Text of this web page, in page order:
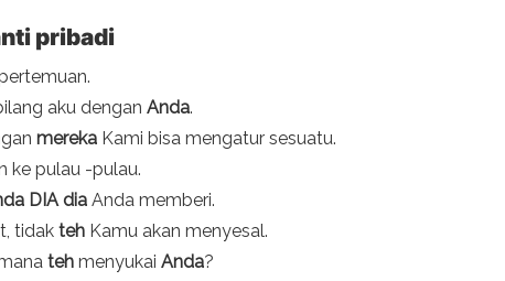
pribadi
aku dengan Anda.
mereka Kami bisa mengatur sesuatu.
ke pulau -pulau.
DIA dia Anda memberi.
tidak teh Kamu akan menyesal.
teh menyukai Anda?